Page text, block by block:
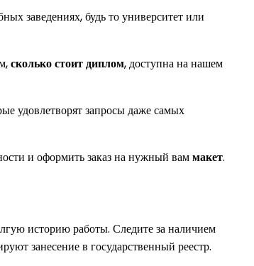
заведениях, будь то университет или
сколько стоит диплом, доступна на нашем
удовлетворят запросы даже самых
и оформить заказ на нужный ваммакет.
историю работы. Следите за наличием
занесение в государственный реестр.